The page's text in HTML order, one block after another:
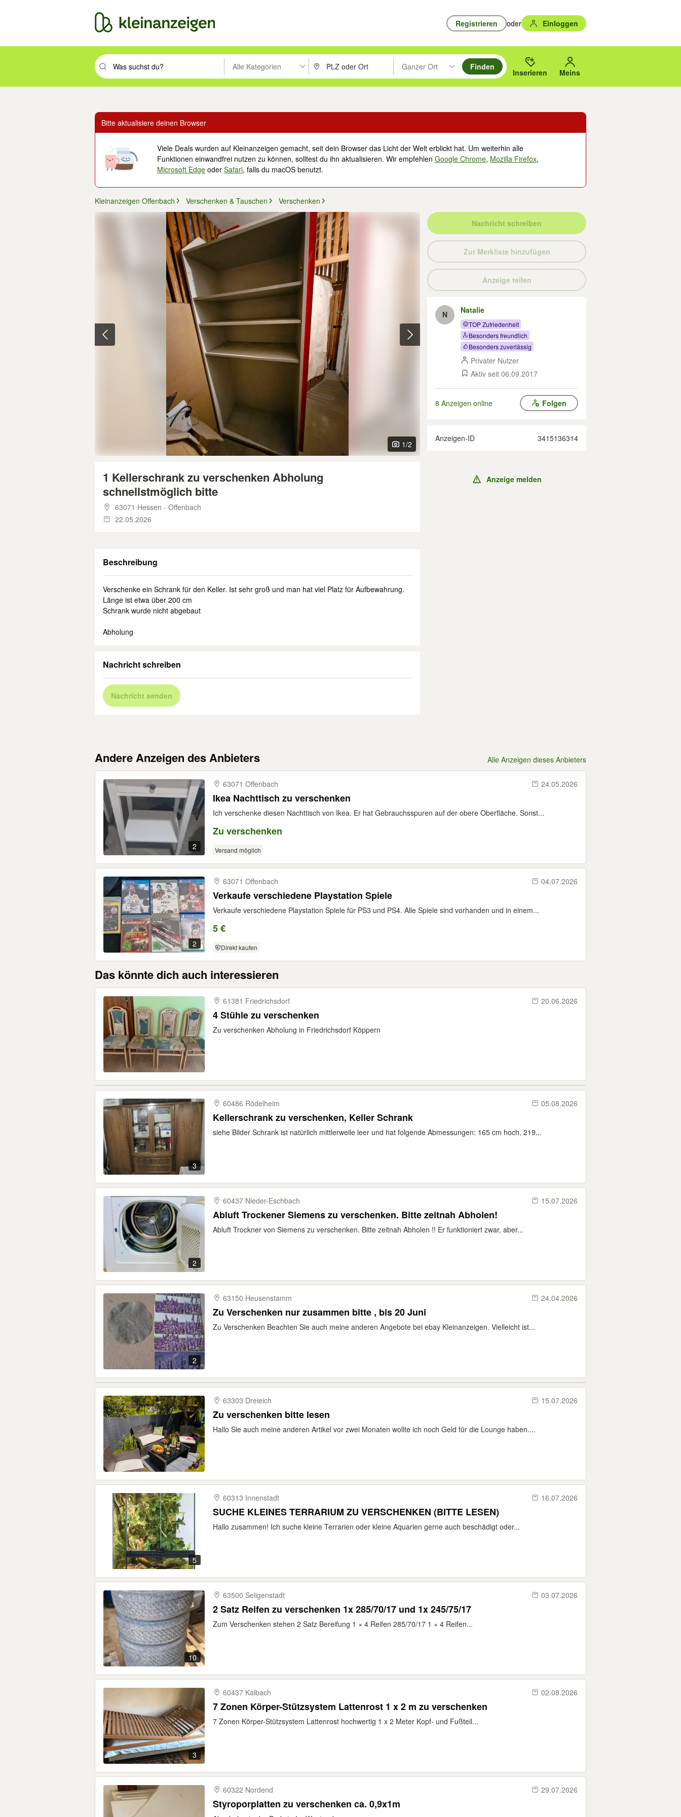
Registrieren oder Einloggen
Suchbegriff eingeben. Eingabetaste drücken um zu suchen, oder Vorschläge mit den Pfeiltasten nach oben/unten durchsuchen und mit Eingabetaste auswählen.
Alle Kategorien PLZ oder Ort eingeben. Eingabetaste drücken um zu suchen, oder Vorschläge mit den Pfeiltasten nach oben/
Ganzer Ort
Suche im Umkreis des gewählten Orts oder PLZ.
Finden
Inserieren Meins
Bitte aktualisiere deinen Browser
Viele Deals wurden auf Kleinanzeigen gemacht, seit dein Browser das Licht der Welt erblickt hat. Um weiterhin alle
Funktionen einwandfrei nutzen zu können, solltest du ihn aktualisieren. Wir empfehlenGoogle Chrome, Mozilla Firefox,
Microsoft Edge oderSafari, falls du macOS benutzt.
Kleinanzeigen Offenbach Verschenken & Tauschen Verschenken
1/2
1 Kellerschrank zu verschenken Abholung
schnellstmöglich bitte
63071 Hessen - Offenbach
22.05.2026
Beschreibung
Verschenke ein Schrank für den Keller. Ist sehr groß und man hat viel Platz für Aufbewahrung.
Länge ist etwa über 200 cm
Schrank wurde nicht abgebaut
Abholung
Nachricht schreiben
Nachricht senden
Nachricht schreiben
Zur Merkliste hinzufügen
Anzeige teilen
N Natalie
TOP Zufriedenheit
Besonders freundlich
Besonders zuverlässig
Privater Nutzer
Aktiv seit 06.09.2017
8 Anzeigen online Folgen
Anzeigen-ID 3415136314
Anzeige melden
Andere Anzeigen des Anbieters Alle Anzeigen dieses Anbieters
2
63071 Offenbach 24.05.2026
Ikea Nachttisch zu verschenken
Ich verschenke diesen Nachttisch von Ikea. Er hat Gebrauchsspuren auf der obere Oberfläche. Sonst...
Zu verschenken
Versand möglich
2
63071 Offenbach 04.07.2026
Verkaufe verschiedene Playstation Spiele
Verkaufe verschiedene Playstation Spiele für PS3 und PS4. Alle Spiele sind vorhanden und in einem...
5 €
Direkt kaufen
Das könnte dich auch interessieren
61381 Friedrichsdorf 20.06.2026
4 Stühle zu verschenken
Zu verschenken Abholung in Friedrichsdorf Köppern
3
60486 Rödelheim 05.08.2026
Kellerschrank zu verschenken, Keller Schrank
siehe Bilder Schrank ist natürlich mittlerweile leer und hat folgende Abmessungen: 165 cm hoch, 219...
2
60437 Nieder-​Eschbach 15.07.2026
Abluft Trockener Siemens zu verschenken. Bitte zeitnah Abholen!
Abluft Trockner von Siemens zu verschenken. Bitte zeitnah Abholen !! Er funktioniert zwar, aber...
2
63150 Heusenstamm 24.04.2026
Zu Verschenken nur zusammen bitte , bis 20 Juni
Zu Verschenken Beachten Sie auch meine anderen Angebote bei ebay Kleinanzeigen. Vielleicht ist...
63303 Dreieich 15.07.2026
Zu verschenken bitte lesen
Hallo Sie auch meine anderen Artikel vor zwei Monaten wollte ich noch Geld für die Lounge haben....
5
60313 Innenstadt 16.07.2026
SUCHE KLEINES TERRARIUM ZU VERSCHENKEN (BITTE LESEN)
Hallo zusammen! Ich suche kleine Terrarien oder kleine Aquarien gerne auch beschädigt oder...
10
63500 Seligenstadt 03.07.2026
2 Satz Reifen zu verschenken 1x 285/70/17 und 1x 245/75/17
Zum Verschenken stehen 2 Satz Bereifung 1 × 4 Reifen 285/70/17 1 × 4 Reifen...
3
60437 Kalbach 02.08.2026
7 Zonen Körper-Stützsystem Lattenrost 1 x 2 m zu verschenken
7 Zonen Körper-Stützsystem Lattenrost hochwertig 1 x 2 Meter Kopf- und Fußteil...
60322 Nordend 29.07.2026
Styroporplatten zu verschenken ca. 0,9x1m